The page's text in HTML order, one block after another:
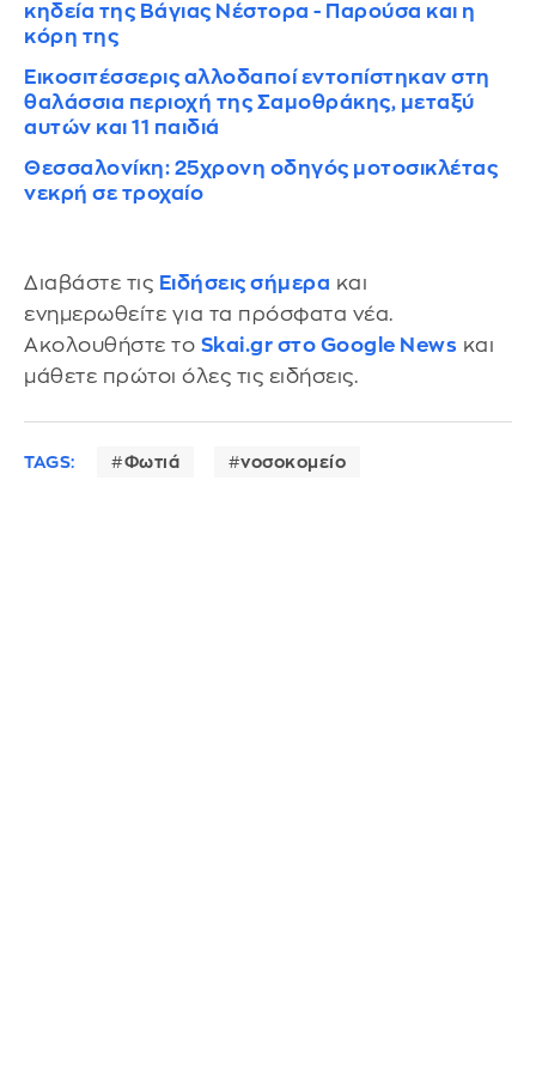
κηδεία της Βάγιας Νέστορα - Παρούσα και η
κόρη της
Εικοσιτέσσερις αλλοδαποί εντοπίστηκαν στη
θαλάσσια περιοχή της Σαμοθράκης, μεταξύ
αυτών και 11 παιδιά
Θεσσαλονίκη: 25χρονη οδηγός μοτοσικλέτας
νεκρή σε τροχαίο
Διαβάστε τις Ειδήσεις σήμερα και
ενημερωθείτε για τα πρόσφατα νέα.
Ακολουθήστε το Skai.gr στο Google News και
μάθετε πρώτοι όλες τις ειδήσεις.
TAGS: Φωτιά νοσοκομείο